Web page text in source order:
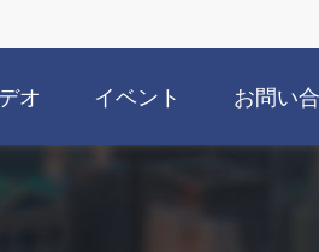
オ イベント お問い